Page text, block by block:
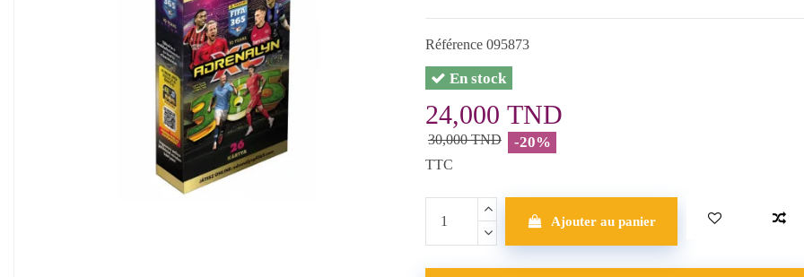
Référence 095873
En stock
24,000 TND
30,000 TND -20%
TTC
Ajouter au panier